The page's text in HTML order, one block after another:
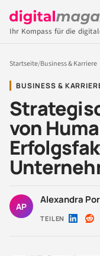
Ihr Kompass für die
Startseite/Business & Karriere
BUSINESS &
von
AP
Alexandra
TEILEN Auf Auf